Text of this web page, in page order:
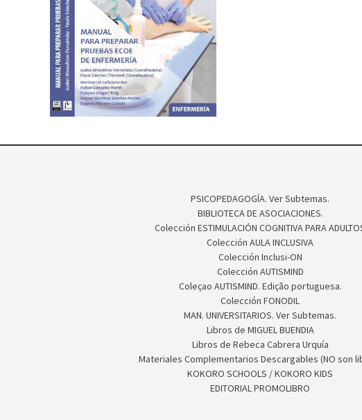
PSICOPEDAGOGÍA. Ver Subtemas.
BIBLIOTECA DE ASOCIACIONES.
Colección ESTIMULACIÓN COGNITIVA PARA ADULTOS
Colección AULA INCLUSIVA
Colección Inclusi-ON
Colección AUTISMIND
Coleçao AUTISMIND. Edição portuguesa.
Colección FONODIL
MAN. UNIVERSITARIOS. Ver Subtemas.
Libros de MIGUEL BUENDIA
Libros de Rebeca Cabrera Urquía
Materiales Complementarios Descargables (NO son